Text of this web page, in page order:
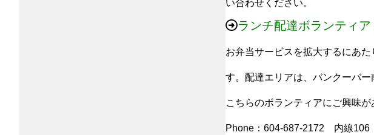
い合わせください。
ランチ配達ボランティ
お弁当サービスを拡大するにあ
す。配達エリアは、バンクーバー
こちらのボランティアにご興味
Phone：604-687-2172 内線106